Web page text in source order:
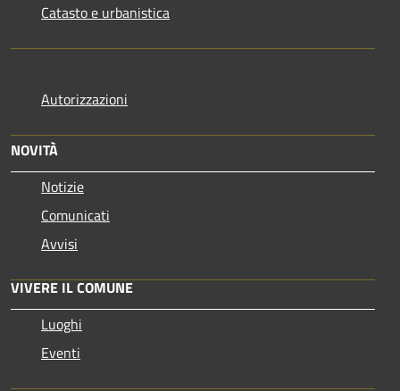
Catasto e urbanistica
Autorizzazioni
NOVITÀ
Notizie
Comunicati
Avvisi
VIVERE IL COMUNE
Luoghi
Eventi